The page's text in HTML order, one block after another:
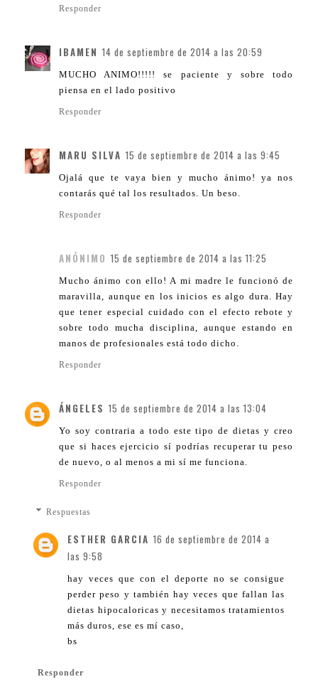
Responder
IBAMEN 14 de septiembre de 2014 a las 20:59
MUCHO ANIMO!!!!! se paciente y sobre todo
piensa en el lado positivo
Responder
MARU SILVA 15 de septiembre de 2014 a las 9:45
Ojalá que te vaya bien y mucho ánimo! ya nos
contarás qué tal los resultados. Un beso.
Responder
ANÓNIMO 15 de septiembre de 2014 a las 11:25
Mucho ánimo con ello! A mi madre le funcionó de
maravilla, aunque en los inicios es algo dura. Hay
que tener especial cuidado con el efecto rebote y
sobre todo mucha disciplina, aunque estando en
manos de profesionales está todo dicho.
Responder
ÁNGELES 15 de septiembre de 2014 a las 13:04
Yo soy contraria a todo este tipo de dietas y creo
que si haces ejercicio sí podrías recuperar tu peso
de nuevo, o al menos a mi sí me funciona.
Responder
Respuestas
ESTHER GARCIA 16 de septiembre de 2014 a
las 9:58
hay veces que con el deporte no se consigue
perder peso y también hay veces que fallan las
dietas hipocaloricas y necesitamos tratamientos
más duros, ese es mí caso,
bs
Responder